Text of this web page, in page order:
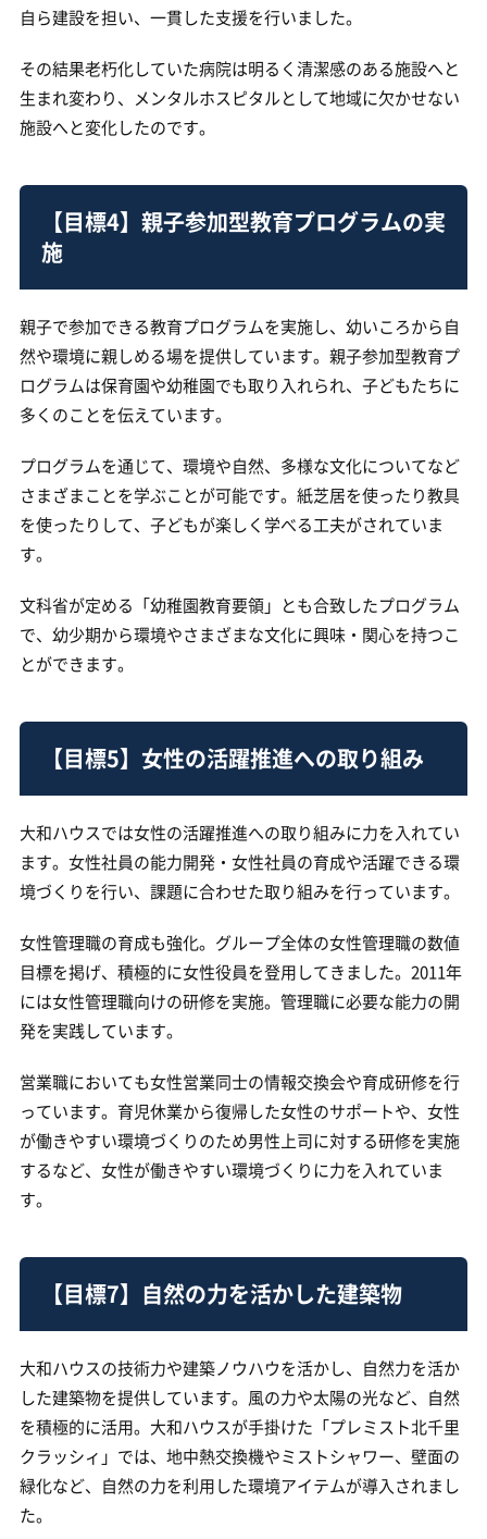
自ら建設を担い、一貫した支援を行いました。
その結果老朽化していた病院は明るく清潔感のある施設へと
生まれ変わり、メンタルホスピタルとして地域に欠かせない
施設へと変化したのです。
【目標4】親子参加型教育プログラムの実
施
親子で参加できる教育プログラムを実施し、幼いころから自
然や環境に親しめる場を提供しています。親子参加型教育プ
ログラムは保育園や幼稚園でも取り入れられ、子どもたちに
多くのことを伝えています。
プログラムを通じて、環境や自然、多様な文化についてなど
さまざまことを学ぶことが可能です。紙芝居を使ったり教具
を使ったりして、子どもが楽しく学べる工夫がされていま
す。
文科省が定める「幼稚園教育要領」とも合致したプログラム
で、幼少期から環境やさまざまな文化に興味・関心を持つこ
とができます。
【目標5】女性の活躍推進への取り組み
大和ハウスでは女性の活躍推進への取り組みに力を入れてい
ます。女性社員の能力開発・女性社員の育成や活躍できる環
境づくりを行い、課題に合わせた取り組みを行っています。
女性管理職の育成も強化。グループ全体の女性管理職の数値
目標を掲げ、積極的に女性役員を登用してきました。2011年
には女性管理職向けの研修を実施。管理職に必要な能力の開
発を実践しています。
営業職においても女性営業同士の情報交換会や育成研修を行
っています。育児休業から復帰した女性のサポートや、女性
が働きやすい環境づくりのため男性上司に対する研修を実施
するなど、女性が働きやすい環境づくりに力を入れていま
す。
【目標7】自然の力を活かした建築物
大和ハウスの技術力や建築ノウハウを活かし、自然力を活か
した建築物を提供しています。風の力や太陽の光など、自然
を積極的に活用。大和ハウスが手掛けた「プレミスト北千里
クラッシィ」では、地中熱交換機やミストシャワー、壁面の
緑化など、自然の力を利用した環境アイテムが導入されまし
た。